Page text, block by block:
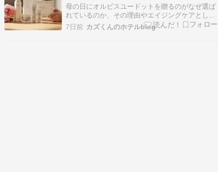
母の日にオルビスユードットを贈るのがなぜ選ば
れているのか、その理由やエイジングケアとして
の魅力、喜ばれるギフトの選び方を詳しく解説し
ます。
7日前 カズくんのホテルblog